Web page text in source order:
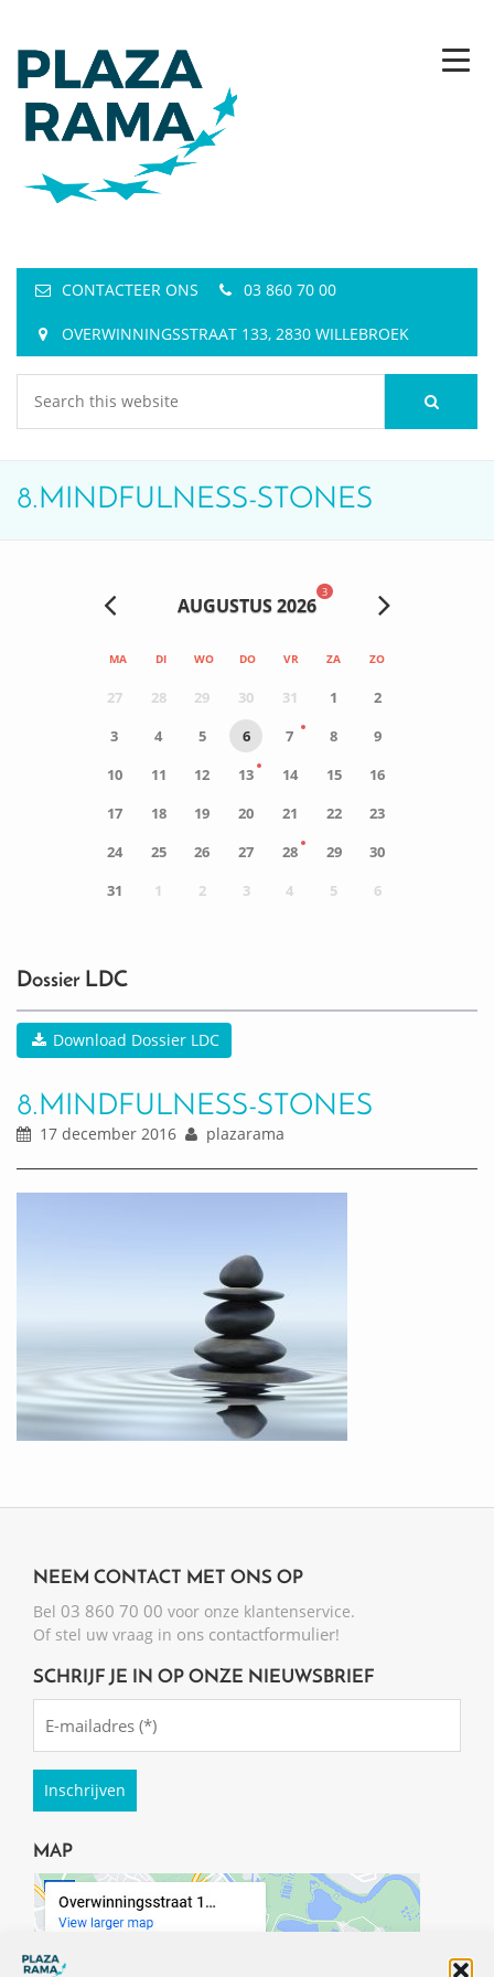
CONTACTEER ONS 03 860 70 00
OVERWINNINGSSTRAAT 133, 2830 WILLEBROEK
8.MINDFULNESS-STONES
AUGUSTUS 2026
3
MA DI WO DO VR ZA ZO
27 28 29 30 31 1
2
3
4 5 6 7 8
9
10
11 12 13 14 15
16
17
18 19 20 21 22
23
24
25 26 27 28 29
30
31
1 2 3 4 5 6
Dossier LDC
Download Dossier LDC
8.MINDFULNESS-STONES
17 december 2016 plazarama
NEEM CONTACT MET ONS OP
Bel 03 860 70 00 voor onze klantenservice.
Of stel uw vraag in ons contactformulier!
SCHRIJF JE IN OP ONZE NIEUWSBRIEF
(Required)
MAP